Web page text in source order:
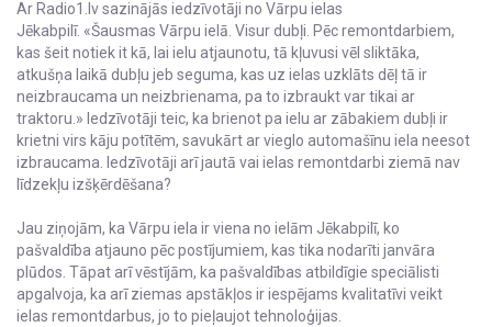
Ar Radio1.lv sazinājās iedzīvotāji no Vārpu ielas
Jēkabpilī. «Šausmas Vārpu ielā. Visur dubļi. Pēc remontdarbiem,
kas šeit notiek it kā, lai ielu atjaunotu, tā kļuvusi vēl sliktāka,
atkušņa laikā dubļu jeb seguma, kas uz ielas uzklāts dēļ tā ir
neizbraucama un neizbrienama, pa to izbraukt var tikai ar
traktoru.» Iedzīvotāji teic, ka brienot pa ielu ar zābakiem dubļi ir
krietni virs kāju potītēm, savukārt ar vieglo automašīnu iela neesot
izbraucama. Iedzīvotāji arī jautā vai ielas remontdarbi ziemā nav
līdzekļu izšķērdēšana?
Jau ziņojām, ka Vārpu iela ir viena no ielām Jēkabpilī, ko
pašvaldība atjauno pēc postījumiem, kas tika nodarīti janvāra
plūdos. Tāpat arī vēstījām, ka pašvaldības atbildīgie speciālisti
apgalvoja, ka arī ziemas apstākļos ir iespējams kvalitatīvi veikt
ielas remontdarbus, jo to pieļaujot tehnoloģijas.